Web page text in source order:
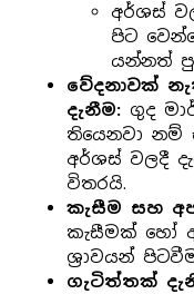
අර්ශස්
පිට
යන්නත්
වේදනාවක්
දැනීම: ගුද
තියෙනවා
අර්ශස් වලදී
විතරයි.
කැසීම සහ
කැසීමක් හෝ
ශ්‍රාවයන්
ගැටිත්තක්